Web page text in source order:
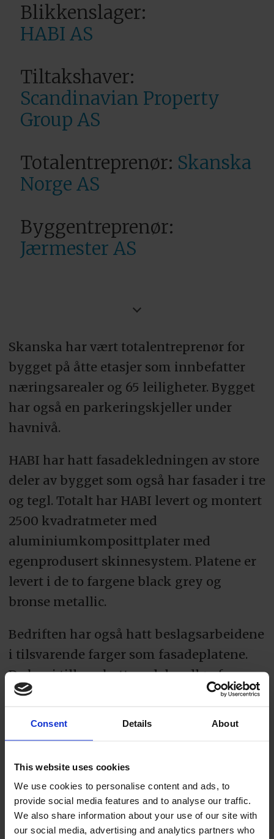
Consent Details About
This website uses cookies
We use cookies to personalise content and ads, to
provide social media features and to analyse our traffic.
We also share information about your use of our site with
our social media, advertising and analytics partners who
Blikkenslager:
HABI AS
Tiltakshaver:
Scandinavian Property
Group AS
Totalentreprenør: Skanska
Norge AS
Byggentreprenør:
Jærmester AS
Skanska har vært totalentreprenør for
bygget på åtte etasjer som innbefatter
næringsarealer og 65 leiligheter. Bygget
har også en parkeringskjeller under
havnivå.
HABI har hatt fasadekledningen av store
deler av bygget som også har fasader i tre
og tegl. Totalt har HABI levert og montert
2500 kvadratmeter med
aluminiumkomposittplater med
egenprodusert skinnesystem. Platene er
levert i de to fargene black grey og
bronse metallic.
Bedriften har også hatt beslagsarbeidene
i tilsvarende farger som fasadeplatene.
De har i tillegg hatt en del nedløp fra
balkonger. Nedløp er i aluminium som er
– De største utfordringene i prosjektet
har vært tidspress og tilkomst. Byggets
plassering midt i Sandnes sentrum og
mange fag i aksjon på samme tid, gjorde